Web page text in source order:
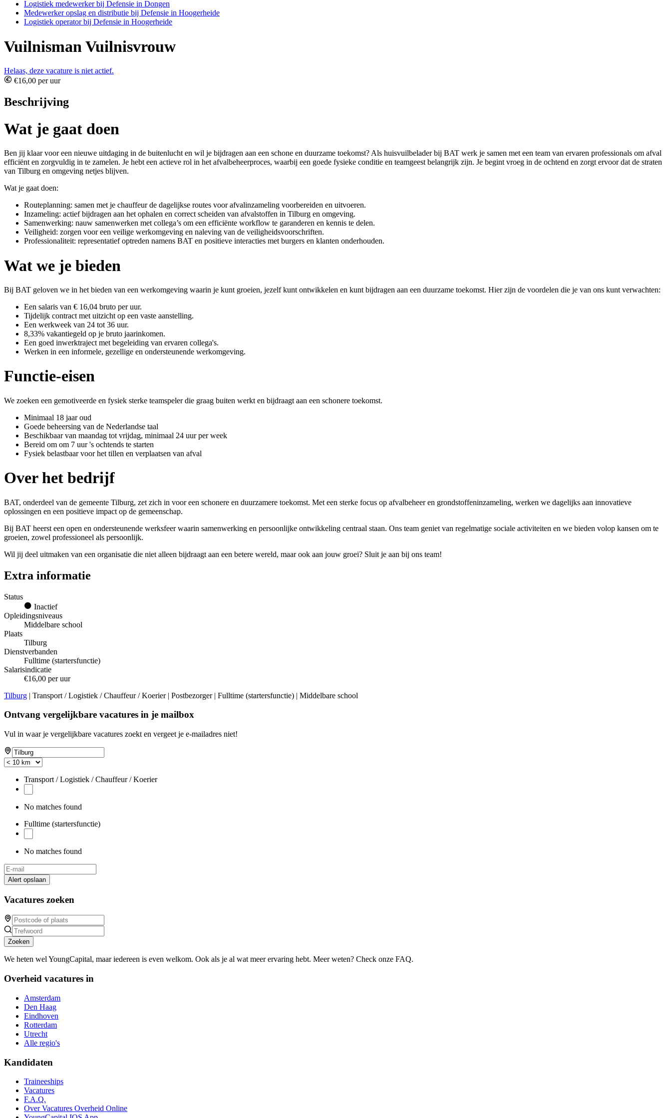
Logistiek medewerker bij Defensie in Dongen
Medewerker opslag en distributie bij Defensie in Hoogerheide
Logistiek operator bij Defensie in Hoogerheide
Vuilnisman Vuilnisvrouw
Helaas, deze vacature is niet actief.
€16,00 per uur
Beschrijving
Wat je gaat doen
Ben jij klaar voor een nieuwe uitdaging in de buitenlucht en wil je bijdragen aan een schone en duurzame toekomst? Als huisvuilbelader bij BAT werk je samen met een team van ervaren professionals om afval
efficiënt en zorgvuldig in te zamelen. Je hebt een actieve rol in het afvalbeheerproces, waarbij een goede fysieke conditie en teamgeest belangrijk zijn. Je begint vroeg in de ochtend en zorgt ervoor dat de straten
van Tilburg en omgeving netjes blijven.
Wat je gaat doen:
Routeplanning: samen met je chauffeur de dagelijkse routes voor afvalinzameling voorbereiden en uitvoeren.
Inzameling: actief bijdragen aan het ophalen en correct scheiden van afvalstoffen in Tilburg en omgeving.
Samenwerking: nauw samenwerken met collega’s om een efficiënte workflow te garanderen en kennis te delen.
Veiligheid: zorgen voor een veilige werkomgeving en naleving van de veiligheidsvoorschriften.
Professionaliteit: representatief optreden namens BAT en positieve interacties met burgers en klanten onderhouden.
Wat we je bieden
Bij BAT geloven we in het bieden van een werkomgeving waarin je kunt groeien, jezelf kunt ontwikkelen en kunt bijdragen aan een duurzame toekomst. Hier zijn de voordelen die je van ons kunt verwachten:
Een salaris van € 16,04 bruto per uur.
Tijdelijk contract met uitzicht op een vaste aanstelling.
Een werkweek van 24 tot 36 uur.
8,33% vakantiegeld op je bruto jaarinkomen.
Een goed inwerktraject met begeleiding van ervaren collega's.
Werken in een informele, gezellige en ondersteunende werkomgeving.
Functie-eisen
We zoeken een gemotiveerde en fysiek sterke teamspeler die graag buiten werkt en bijdraagt aan een schonere toekomst.
Minimaal 18 jaar oud
Goede beheersing van de Nederlandse taal
Beschikbaar van maandag tot vrijdag, minimaal 24 uur per week
Bereid om om 7 uur 's ochtends te starten
Fysiek belastbaar voor het tillen en verplaatsen van afval
Over het bedrijf
BAT, onderdeel van de gemeente Tilburg, zet zich in voor een schonere en duurzamere toekomst. Met een sterke focus op afvalbeheer en grondstoffeninzameling, werken we dagelijks aan innovatieve
oplossingen en een positieve impact op de gemeenschap.
Bij BAT heerst een open en ondersteunende werksfeer waarin samenwerking en persoonlijke ontwikkeling centraal staan. Ons team geniet van regelmatige sociale activiteiten en we bieden volop kansen om te
groeien, zowel professioneel als persoonlijk.
Wil jij deel uitmaken van een organisatie die niet alleen bijdraagt aan een betere wereld, maar ook aan jouw groei? Sluit je aan bij ons team!
Extra informatie
Status
Inactief
Opleidingsniveaus
Middelbare school
Plaats
Tilburg
Dienstverbanden
Fulltime (startersfunctie)
Salarisindicatie
€16,00 per uur
Tilburg | Transport / Logistiek / Chauffeur / Koerier | Postbezorger | Fulltime (startersfunctie) | Middelbare school
Ontvang vergelijkbare vacatures in je mailbox
Vul in waar je vergelijkbare vacatures zoekt en vergeet je e-mailadres niet!
Transport / Logistiek / Chauffeur / Koerier
No matches found
Fulltime (startersfunctie)
No matches found
Alert opslaan
Vacatures zoeken
Zoeken
We heten wel YoungCapital, maar iedereen is even welkom. Ook als je al wat meer ervaring hebt. Meer weten? Check onze FAQ.
Overheid vacatures in
Amsterdam
Den Haag
Eindhoven
Rotterdam
Utrecht
Alle regio's
Kandidaten
Traineeships
Vacatures
F.A.Q.
Over Vacatures Overheid Online